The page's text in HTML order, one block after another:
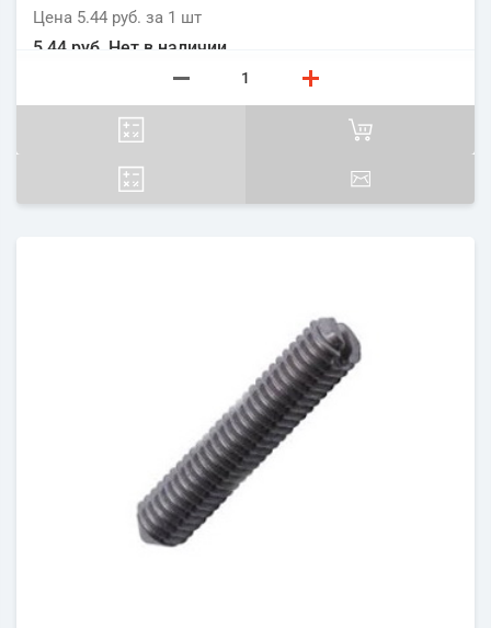
Цена 5.44 руб. за 1 шт
5.44 руб. Нет в наличии